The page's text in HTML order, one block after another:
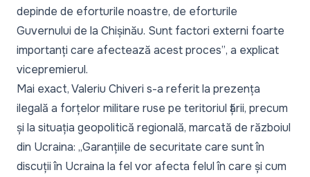
depinde de eforturile noastre, de eforturile
Guvernului de la Chișinău. Sunt factori externi foarte
importanți care afectează acest proces”, a explicat
vicepremierul.
Mai exact, Valeriu Chiveri s-a referit la prezența
ilegală a forțelor militare ruse pe teritoriul țării, precum
și la situația geopolitică regională, marcată de războiul
din Ucraina: „Garanțiile de securitate care sunt în
discuții în Ucraina la fel vor afecta felul în care și cum